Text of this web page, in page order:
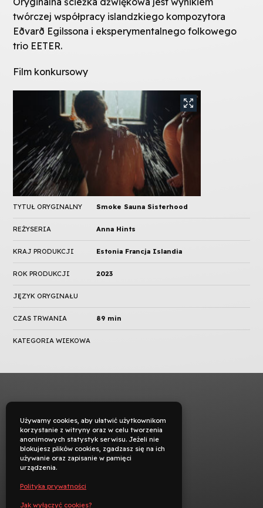
twórczej współpracy islandzkiego kompozytora
Eðvarð Egilssona i eksperymentalnego folkowego
trio EETER.
Film konkursowy
TYTUŁ ORYGINALNY Smoke Sauna Sisterhood
REŻYSERIA Anna Hints
KRAJ PRODUKCJI Estonia Francja Islandia
ROK PRODUKCJI 2023
JĘZYK ORYGINAŁU
CZAS TRWANIA 89 min
KATEGORIA WIEKOWA
Używamy cookies, aby ułatwić użytkownikom
korzystanie z witryny oraz w celu tworzenia
anonimowych statystyk serwisu. Jeżeli nie
blokujesz plików cookies, zgadzasz się na ich
używanie oraz zapisanie w pamięci
urządzenia.
Polityka prywatności
Jak wyłączyć cookies?